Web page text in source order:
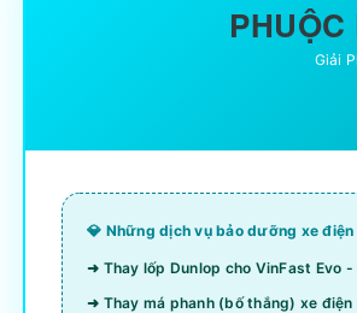
Giải
💎 Những dịch vụ bảo dưỡng xe
➜ Thay lốp Dunlop cho VinFast Evo
➜ Thay má phanh (bố thắng) xe